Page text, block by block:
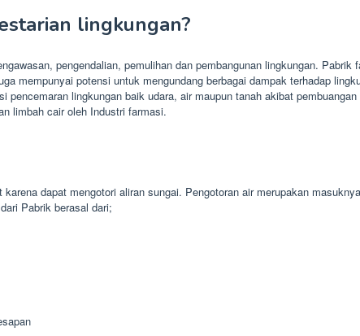
lingkungan?
pengendalian, pemulihan dan pembangunan lingkungan.
mempunyai potensi untuk mengundang berbagai dampak terhadap
lingkungan baik udara, air maupun tanah akibat
limbah cair oleh Industri farmasi.
dapat mengotori aliran sungai. Pengotoran air merupakan
Pabrik berasal dari;